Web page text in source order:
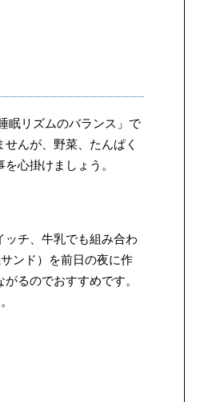
眠リズムのバランス」で
んが、野菜、たんぱく
心掛けましょう。
チ、牛乳でも組み合わ
ンド）を前日の夜に作
がるのでおすすめです。